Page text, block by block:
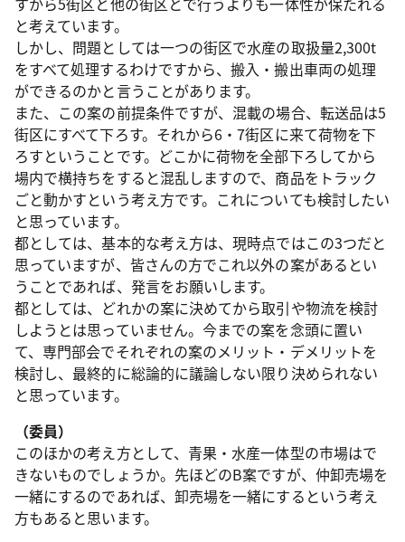
と考えています。
しかし、問題としては一つの街区で水産の取扱量2,300t
をすべて処理するわけですから、搬入・搬出車両の処理
ができるのかと言うことがあります。
また、この案の前提条件ですが、混載の場合、転送品は5
街区にすべて下ろす。それから6・7街区に来て荷物を下
ろすということです。どこかに荷物を全部下ろしてから
場内で横持ちをすると混乱しますので、商品をトラック
ごと動かすという考え方です。これについても検討したい
と思っています。
都としては、基本的な考え方は、現時点ではこの3つだと
思っていますが、皆さんの方でこれ以外の案があるとい
うことであれば、発言をお願いします。
都としては、どれかの案に決めてから取引や物流を検討
しようとは思っていません。今までの案を念頭に置い
て、専門部会でそれぞれの案のメリット・デメリットを
検討し、最終的に総論的に議論しない限り決められない
と思っています。
（委員）
このほかの考え方として、青果・水産一体型の市場はで
きないものでしょうか。先ほどのB案ですが、仲卸売場を
一緒にするのであれば、卸売場を一緒にするという考え
方もあると思います。